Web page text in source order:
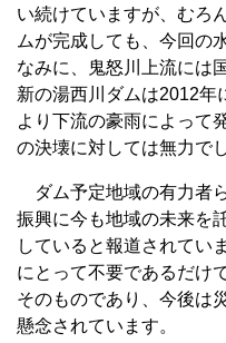
い続けていますが、むろ
ムが完成しても、今回の
なみに、鬼怒川上流には
新の湯西川ダムは2012年
より下流の豪雨によって
の決壊に対しては無力でし
ダム予定地域の有力者
振興に今も地域の未来を
していると報道されてい
にとって不要であるだけ
そのものであり、今後は
懸念されています。